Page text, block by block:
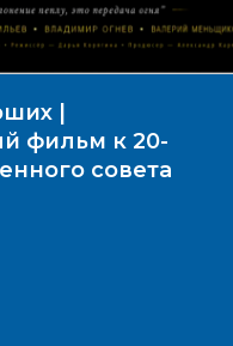
|
фильм к 20-
совета